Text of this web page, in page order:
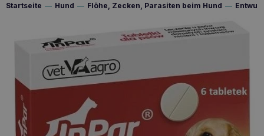
Startseite — Hund — Flöhe, Zecken, Parasiten beim Hund —